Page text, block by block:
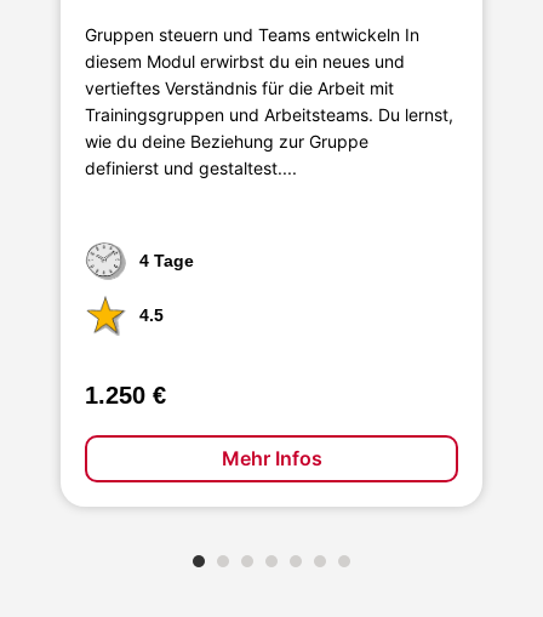
Gruppen steuern und Teams entwickeln In
diesem Modul erwirbst du ein neues und
vertieftes Verständnis für die Arbeit mit
Trainingsgruppen und Arbeitsteams. Du lernst,
wie du deine Beziehung zur Gruppe
definierst und gestaltest....
4 Tage
4.5
1.250 €
Mehr Infos